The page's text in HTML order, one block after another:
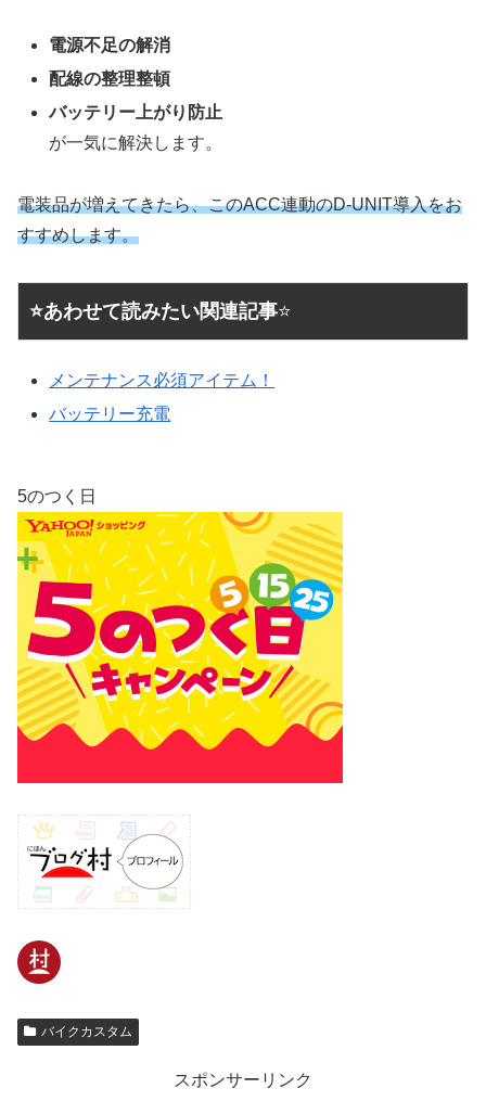
電源不足の解消
配線の整理整頓
バッテリー上がり防止
が一気に解決します。
電装品が増えてきたら、このACC連動のD-UNIT導入をお
すすめします。
⭐あわせて読みたい関連記事⭐
メンテナンス必須アイテム！
バッテリー充電
5のつく日
バイクカスタム
スポンサーリンク